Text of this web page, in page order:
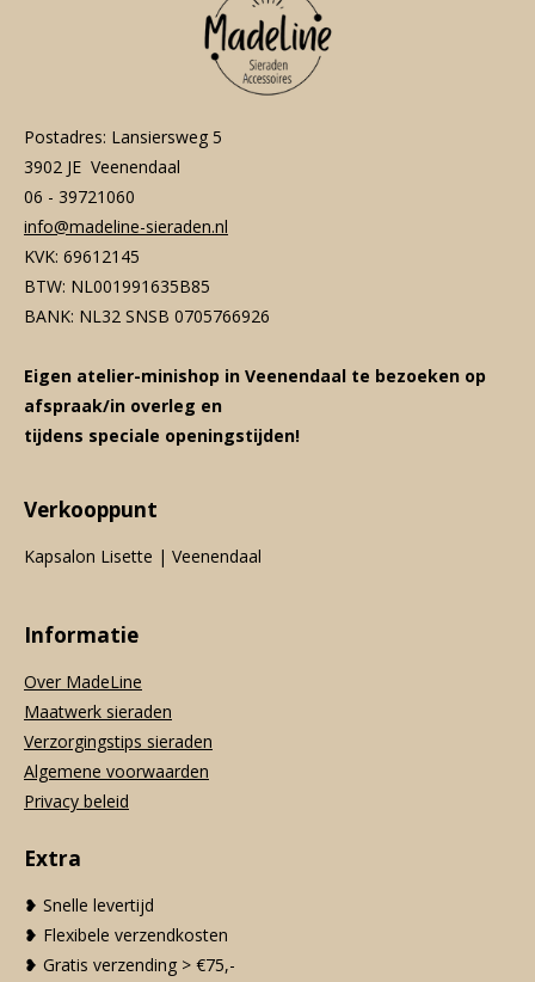
Postadres: Lansiersweg 5
3902 JE Veenendaal
06 - 39721060
info@madeline-sieraden.nl
KVK: 69612145
BTW: NL001991635B85
BANK: NL32 SNSB 0705766926
Eigen atelier-minishop in Veenendaal te bezoeken op
afspraak/in overleg en
tijdens speciale openingstijden!
Verkooppunt
Kapsalon Lisette | Veenendaal
Informatie
Over MadeLine
Maatwerk sieraden
Verzorgingstips sieraden
Algemene voorwaarden
Privacy beleid
Extra
❥ Snelle levertijd
❥ Flexibele verzendkosten
❥ Gratis verzending > €75,-